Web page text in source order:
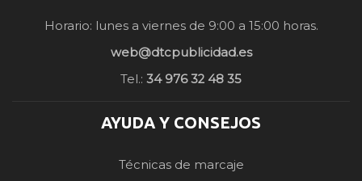
Horario: lunes a viernes de 9:00 a 15:00 horas.
web@dtcpublicidad.es
Tel.: 34 976 32 48 35
AYUDA Y CONSEJOS
Técnicas de marcaje